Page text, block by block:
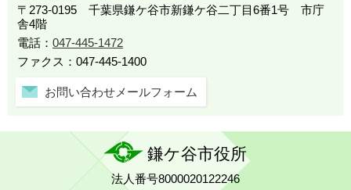
〒273-0195 千葉県鎌ケ谷市新鎌ケ谷二丁目6番1号 市庁
舎4階
電話： 047-445-1472
ファクス：047-445-1400
お問い合わせメールフォーム
鎌ケ谷市役所
法人番号8000020122246